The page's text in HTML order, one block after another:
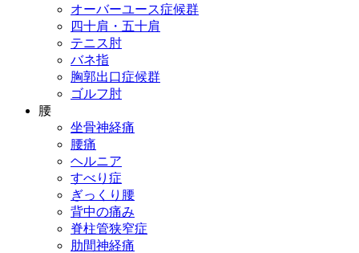
オーバーユース症候群
四十肩・五十肩
テニス肘
バネ指
胸郭出口症候群
ゴルフ肘
腰
坐骨神経痛
腰痛
ヘルニア
すべり症
ぎっくり腰
背中の痛み
脊柱管狭窄症
肋間神経痛